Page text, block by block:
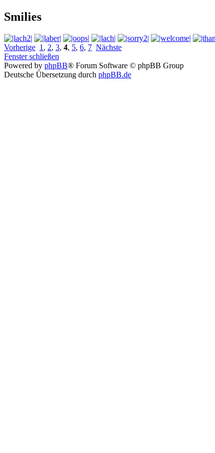
Smilies
Vorherige 1 , 2, 3, 4, 5, 6, 7 Nächste
Fenster schließen
Powered by phpBB® Forum Software © phpBB Group
Deutsche Übersetzung durch phpBB.de